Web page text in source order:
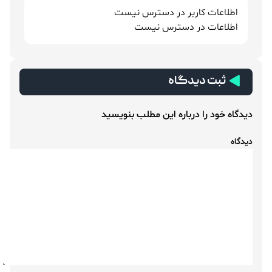
اطلاعات کاربر در دسترس نیست
اطلاعات در دسترس نیست
ثبت دیدگاه
دیدگاه خود را درباره این مطلب بنویسید
دیدگاه